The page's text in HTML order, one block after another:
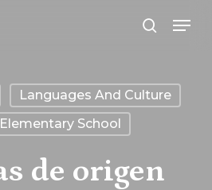
search
Menu
Languages And Culture
School
de origen